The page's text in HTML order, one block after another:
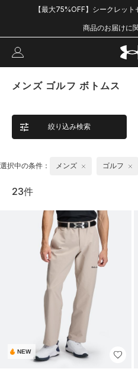
【最大75%OFF】シークレッ
商品のお届けに
メンズ ゴルフ ボトムス
絞り込み検索
選択中の条件： メンズ ゴルフ
23件
NEW